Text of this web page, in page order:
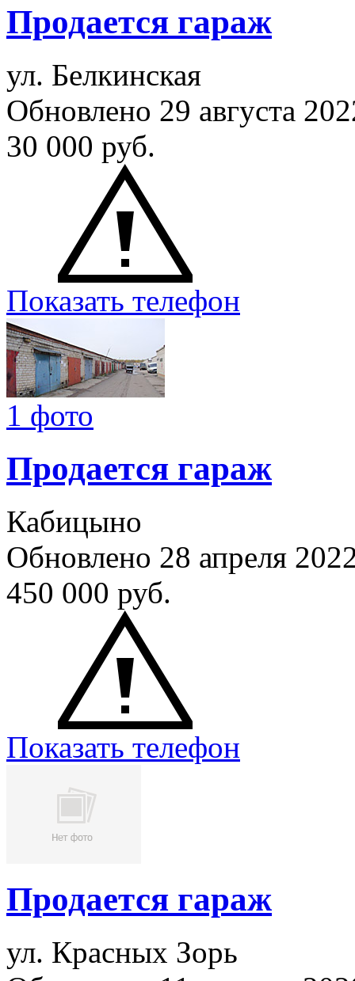
Продается гараж
ул. Белкинская
Обновлено 29 августа
30 000 руб.
Показать телефон
1 фото
Продается гараж
Кабицыно
Обновлено 28 апреля
450 000 руб.
Показать телефон
Продается гараж
ул. Красных Зорь